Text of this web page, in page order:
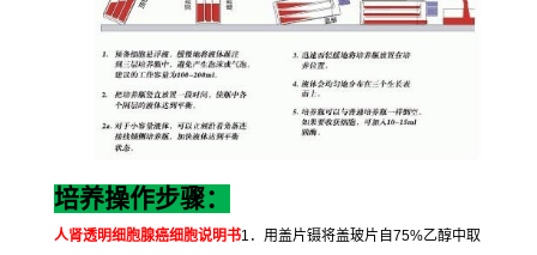
培养操作步骤：
人肾透明细胞腺癌细胞说明书1 ．用盖片镊将盖玻片自75%乙醇中取